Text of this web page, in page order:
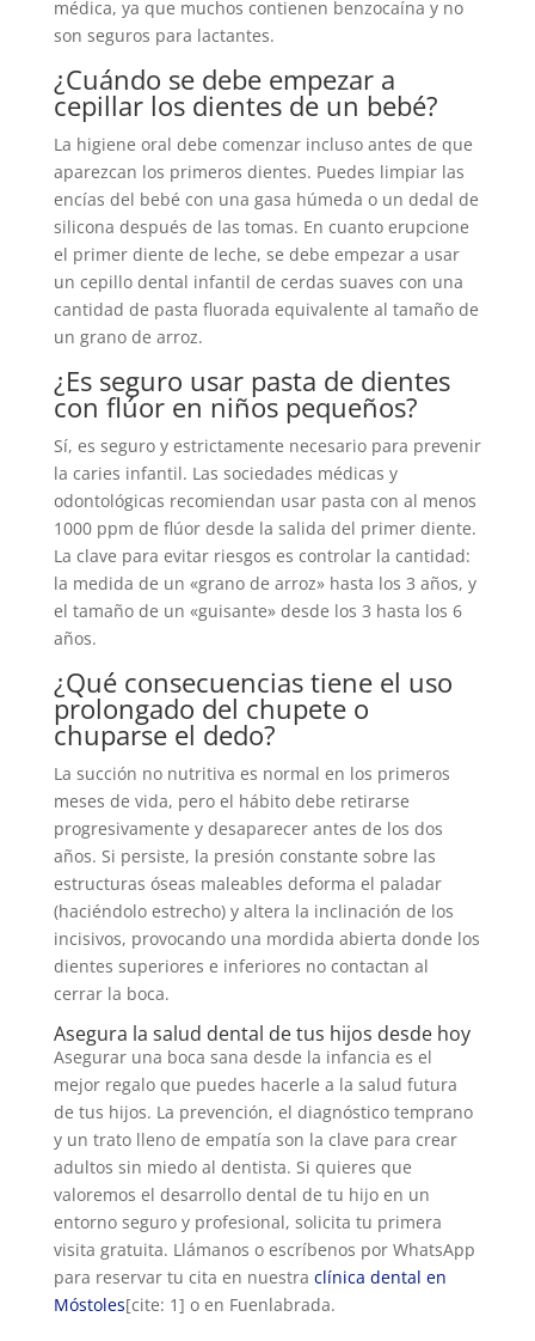
médica, ya que muchos contienen benzocaína y no
son seguros para lactantes.
¿Cuándo se debe empezar a
cepillar los dientes de un bebé?
La higiene oral debe comenzar incluso antes de que
aparezcan los primeros dientes. Puedes limpiar las
encías del bebé con una gasa húmeda o un dedal de
silicona después de las tomas. En cuanto erupcione
el primer diente de leche, se debe empezar a usar
un cepillo dental infantil de cerdas suaves con una
cantidad de pasta fluorada equivalente al tamaño de
un grano de arroz.
¿Es seguro usar pasta de dientes
con flúor en niños pequeños?
Sí, es seguro y estrictamente necesario para prevenir
la caries infantil. Las sociedades médicas y
odontológicas recomiendan usar pasta con al menos
1000 ppm de flúor desde la salida del primer diente.
La clave para evitar riesgos es controlar la cantidad:
la medida de un «grano de arroz» hasta los 3 años, y
el tamaño de un «guisante» desde los 3 hasta los 6
años.
¿Qué consecuencias tiene el uso
prolongado del chupete o
chuparse el dedo?
La succión no nutritiva es normal en los primeros
meses de vida, pero el hábito debe retirarse
progresivamente y desaparecer antes de los dos
años. Si persiste, la presión constante sobre las
estructuras óseas maleables deforma el paladar
(haciéndolo estrecho) y altera la inclinación de los
incisivos, provocando una mordida abierta donde los
dientes superiores e inferiores no contactan al
cerrar la boca.
Asegura la salud dental de tus hijos desde hoy
Asegurar una boca sana desde la infancia es el
mejor regalo que puedes hacerle a la salud futura
de tus hijos. La prevención, el diagnóstico temprano
y un trato lleno de empatía son la clave para crear
adultos sin miedo al dentista. Si quieres que
valoremos el desarrollo dental de tu hijo en un
entorno seguro y profesional, solicita tu primera
visita gratuita. Llámanos o escríbenos por WhatsApp
para reservar tu cita en nuestra clínica dental en
Móstoles[cite: 1] o en Fuenlabrada.